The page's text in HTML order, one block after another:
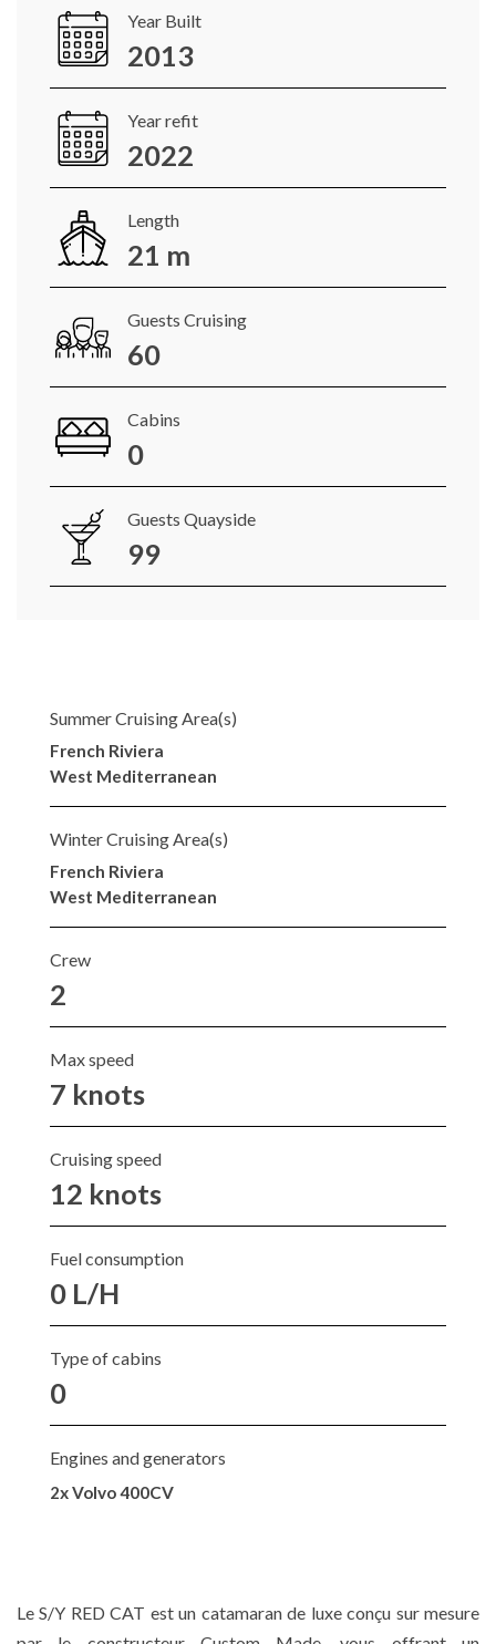
Year Built
2013
Year refit
2022
Length
21 m
Guests Cruising
60
Cabins
0
Guests Quayside
99
Summer Cruising Area(s)
French Riviera
West Mediterranean
Winter Cruising Area(s)
French Riviera
West Mediterranean
Crew
2
Max speed
7 knots
Cruising speed
12 knots
Fuel consumption
0 L/H
Type of cabins
0
Engines and generators
2x Volvo 400CV
Le S/Y RED CAT est un catamaran de luxe conçu sur mesure